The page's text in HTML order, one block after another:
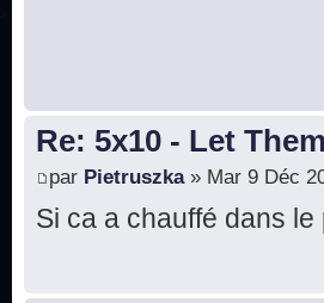
Re: 5x10 - Let
par Pietruszka» Mar 9 Déc
Si ca a chauffé dans